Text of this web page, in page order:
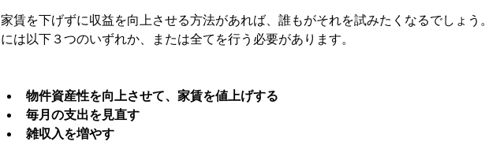
家賃を下げずに収益を向上させる方法があれば、誰もがそれを試みたくなるでしょう
には以下３つのいずれか、または全てを行う必要があります。
物件資産性を向上させて、家賃を値上げする
毎月の支出を見直す
雑収入を増やす